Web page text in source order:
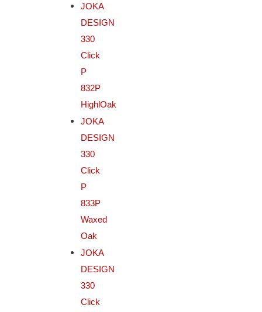
JOKA
DESIGN
330
Click
P
832P
HighlOak
JOKA
DESIGN
330
Click
P
833P
Waxed
Oak
JOKA
DESIGN
330
Click